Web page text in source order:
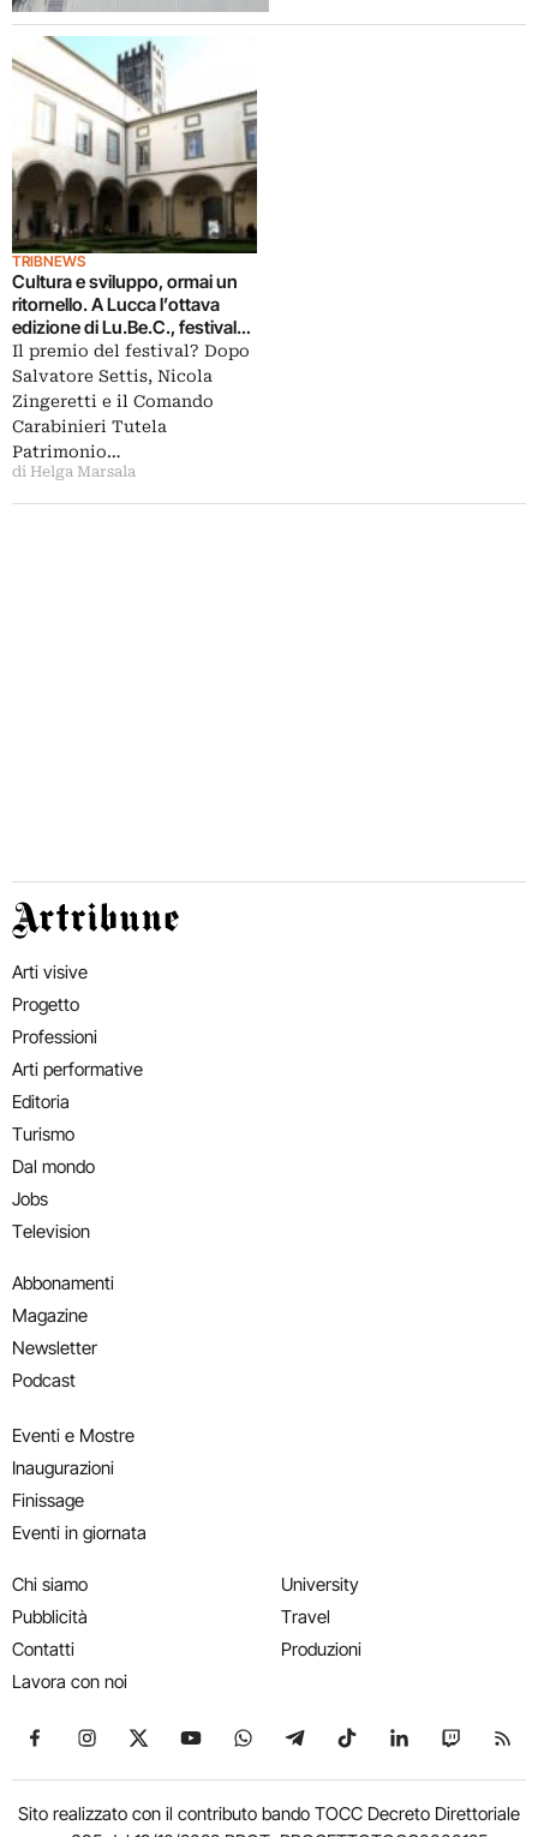
TRIBNEWS
Cultura e sviluppo, ormai un
ritornello. A Lucca l’ottava
edizione di Lu.Be.C., festival
dedicato ai beni culturali. Che
premia un parroco napoletano
e il progetto Rione sanità
Il premio del festival? Dopo
Salvatore Settis, Nicola
Zingeretti e il Comando
Carabinieri Tutela
Patrimonio…
di Helga Marsala
Artribune
Arti visive
Progetto
Professioni
Arti performative
Editoria
Turismo
Dal mondo
Jobs
Television
Abbonamenti
Magazine
Newsletter
Podcast
Eventi e Mostre
Inaugurazioni
Finissage
Eventi in giornata
Chi siamo
Pubblicità
Contatti
Lavora con noi
University
Travel
Produzioni
Seguici su Facebook
Seguici su Instagram
Seguici su X
Seguici su YouTube
Seguici su WhatsApp
Seguici su Telegram
Seguici su TikTok
Seguici su
Seguici
Sito realizzato con il contributo bando TOCC Decreto Direttoriale